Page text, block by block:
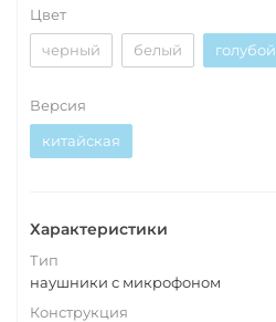
Цвет
черный
белый голубой
Версия
китайская
Характеристики
Тип
наушники с микрофоном
Конструкция